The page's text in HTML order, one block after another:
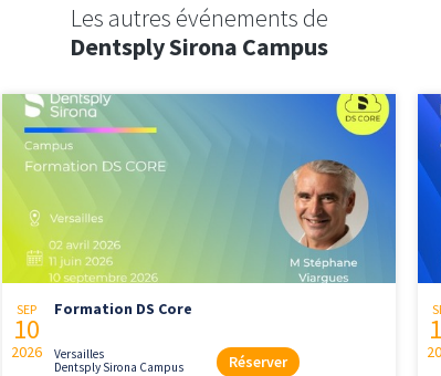
Les autres événements de
Dentsply Sirona Campus
SEP
10
2026
Formation DS Core
Versailles
Dentsply Sirona Campus
Réserver